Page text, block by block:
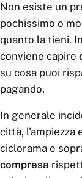
Non esiste un
pochissimo o
quanto la tieni.
conviene capire
su cosa puoi
pagando.
In generale
città, l'ampiezza
ciclorama e
compresa